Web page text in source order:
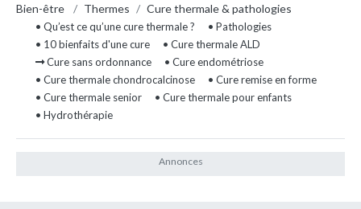
Bien-être / Thermes / Cure thermale & pathologies
• Qu’est ce qu’une cure thermale ?
• Pathologies
• 10 bienfaits d'une cure
• Cure thermale ALD
Cure sans ordonnance
• Cure endométriose
• Cure thermale chondrocalcinose
• Cure remise en forme
• Cure thermale senior
• Cure thermale pour enfants
• Hydrothérapie